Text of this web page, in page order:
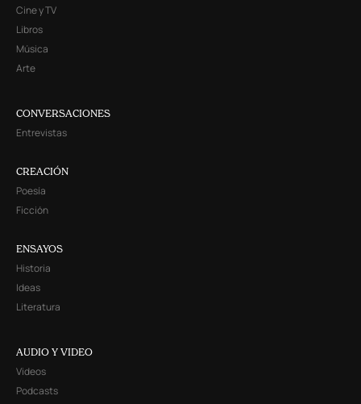
Cine y TV
Libros
Música
Arte
CONVERSACIONES
Entrevistas
CREACIÓN
Poesía
Ficción
ENSAYOS
Historia
Ideas
Literatura
AUDIO Y VIDEO
Videos
Podcasts